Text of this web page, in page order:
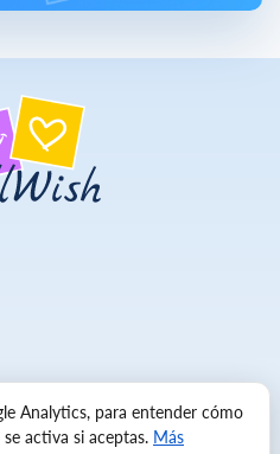
Analytics, para entender cómo
activa si aceptas. Más